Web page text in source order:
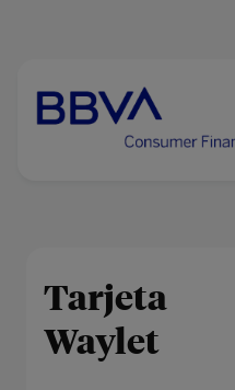
Tarjeta
Waylet